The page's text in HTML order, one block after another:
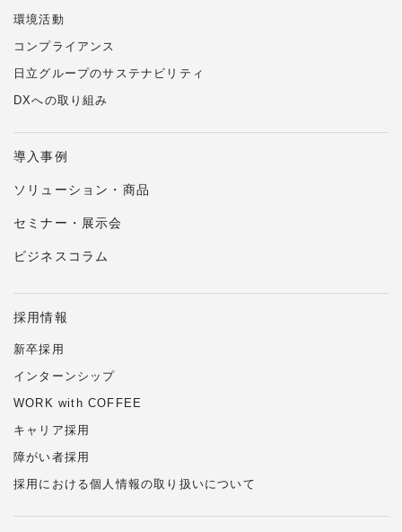
環境活動
コンプライアンス
日立グループのサステナビリティ
DXへの取り組み
導入事例
ソリューション・商品
セミナー・展示会
ビジネスコラム
採用情報
新卒採用
インターンシップ
WORK with COFFEE
キャリア採用
障がい者採用
採用における個人情報の取り扱いについて